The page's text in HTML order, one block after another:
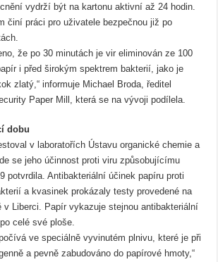
vydrží být na kartonu aktivní až 24 hodin.
činí práci pro uživatele bezpečnou již po
že po 30 minutách je vir eliminován ze 100
i před širokým spektrem bakterií, jako je
zlatý,“ informuje Michael Broda, ředitel
Paper Mill, která se na vývoji podílela.
dobu
v laboratořích Ústavu organické chemie a
se jeho účinnost proti viru způsobujícímu
potvrdila. Antibakteriální účinek papíru proti
a kvasinek prokázaly testy provedené na
v Liberci. Papír vykazuje stejnou antibakteriální
celé své ploše.
ve speciálně vyvinutém plnivu, které je při
a pevně zabudováno do papírové hmoty,“